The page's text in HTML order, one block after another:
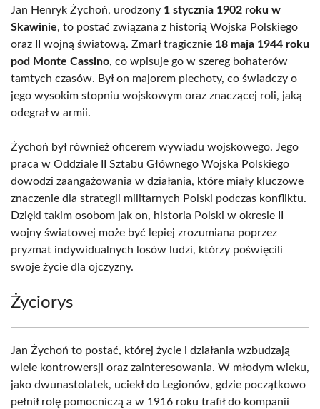
Jan Henryk Żychoń, urodzony 1 stycznia 1902 roku w
Skawinie, to postać związana z historią Wojska Polskiego
oraz II wojną światową. Zmarł tragicznie 18 maja 1944 roku
pod Monte Cassino, co wpisuje go w szereg bohaterów
tamtych czasów. Był on majorem piechoty, co świadczy o
jego wysokim stopniu wojskowym oraz znaczącej roli, jaką
odegrał w armii.
Żychoń był również oficerem wywiadu wojskowego. Jego
praca w Oddziale II Sztabu Głównego Wojska Polskiego
dowodzi zaangażowania w działania, które miały kluczowe
znaczenie dla strategii militarnych Polski podczas konfliktu.
Dzięki takim osobom jak on, historia Polski w okresie II
wojny światowej może być lepiej zrozumiana poprzez
pryzmat indywidualnych losów ludzi, którzy poświęcili
swoje życie dla ojczyzny.
Życiorys
Jan Żychoń to postać, której życie i działania wzbudzają
wiele kontrowersji oraz zainteresowania. W młodym wieku,
jako dwunastolatek, uciekł do Legionów, gdzie początkowo
pełnił rolę pomocniczą a w 1916 roku trafił do kompanii